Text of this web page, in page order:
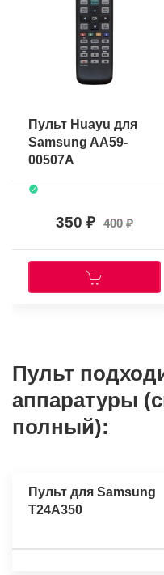
Пульт Huayu для
Samsung AA59-
00507A
350 400
Пульт
аппаратуры
полный):
Пульт для Samsung
T24A350